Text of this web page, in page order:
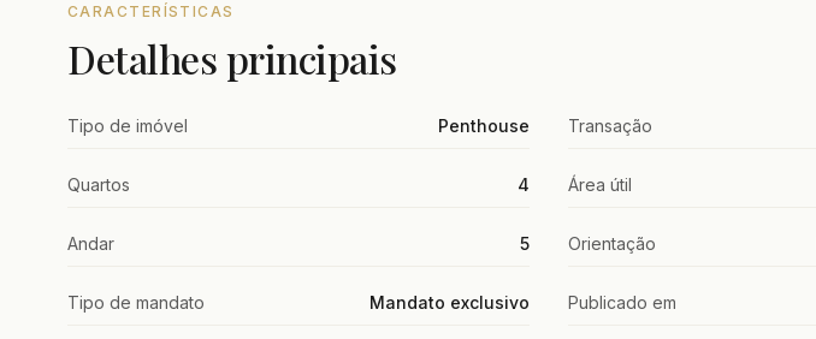
CARACTERÍSTICAS
Detalhes principais
Tipo de imóvel Penthouse Transação
Quartos 4 Área útil
Andar 5 Orientação
Tipo de mandato Mandato exclusivo Publicado em